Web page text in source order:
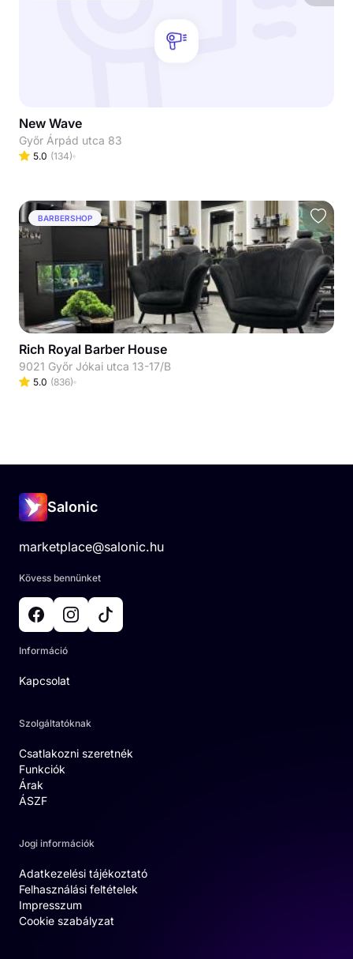
New Wave
Győr Árpád utca 83
5.0 (134)
BARBERSHOP
Rich Royal Barber House
9021 Győr Jókai utca 13-17/B
5.0 (836)
Salonic
marketplace@salonic.hu
Kövess bennünket
Információ
Kapcsolat
Szolgáltatóknak
Csatlakozni szeretnék
Funkciók
Árak
ÁSZF
Jogi információk
Adatkezelési tájékoztató
Felhasználási feltételek
Impresszum
Cookie szabályzat